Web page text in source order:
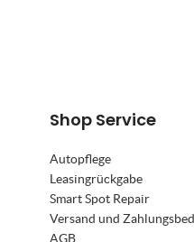
Shop Service
Autopflege
Leasingrückgabe
Smart Spot Repair
Versand und
AGB